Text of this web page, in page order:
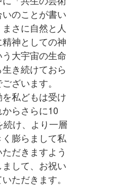
のことが書い
さに自然と人
神としての神
大宇宙の生命
き続けておら
ざいます。
私どもは受け
らさらに10
け、より一層
膨らまして私
だきますよう
して、お祝い
ただきます。